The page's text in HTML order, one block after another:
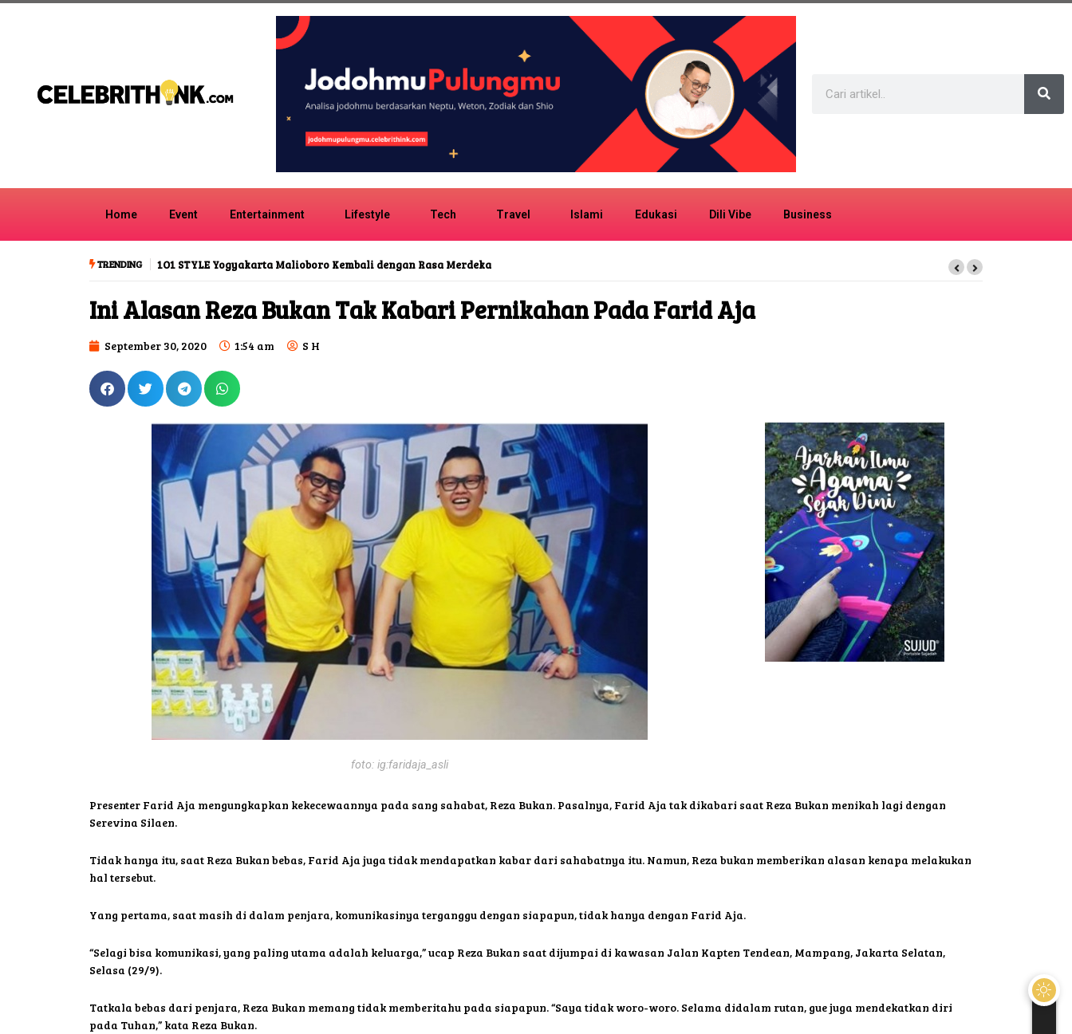
Home Event Entertainment Lifestyle Tech Travel Islami Edukasi Dili Vibe Business
TRENDING 1O1 STYLE Yogyakarta Malioboro Kembali dengan Rasa Merdeka
Ini Alasan Reza Bukan Tak Kabari Pernikahan Pada Farid Aja
September 30, 2020 1:54 am S H
foto: ig:faridaja_asli
Presenter Farid Aja mengungkapkan kekecewaannya pada sang sahabat, Reza Bukan. Pasalnya, Farid Aja tak dikabari saat Reza Bukan menikah lagi dengan
Serevina Silaen.
Tidak hanya itu, saat Reza Bukan bebas, Farid Aja juga tidak mendapatkan kabar dari sahabatnya itu. Namun, Reza bukan memberikan alasan kenapa melakukan
hal tersebut.
Yang pertama, saat masih di dalam penjara, komunikasinya terganggu dengan siapapun, tidak hanya dengan Farid Aja.
“Selagi bisa komunikasi, yang paling utama adalah keluarga,” ucap Reza Bukan saat dijumpai di kawasan Jalan Kapten Tendean, Mampang, Jakarta Selatan,
Selasa (29/9).
Tatkala bebas dari penjara, Reza Bukan memang tidak memberitahu pada siapapun. “Saya tidak woro-woro. Selama didalam rutan, gue juga mendekatkan diri
pada Tuhan,” kata Reza Bukan.